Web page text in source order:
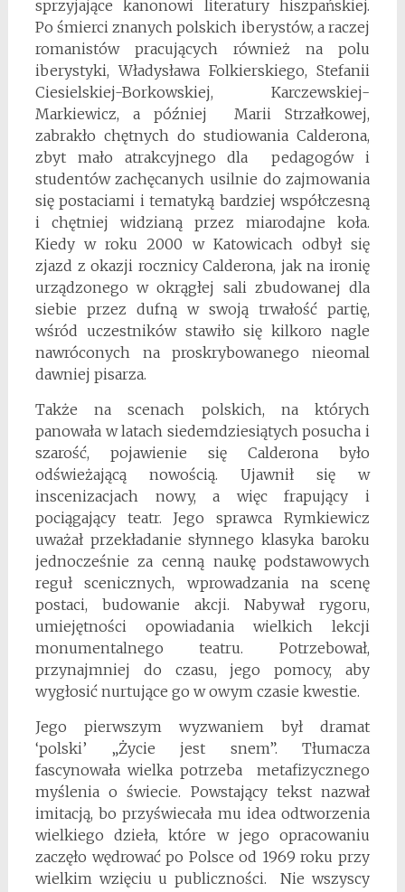
sprzyjające kanonowi literatury hiszpańskiej.
Po śmierci znanych polskich iberystów, a raczej
romanistów pracujących również na polu
iberystyki, Władysława Folkierskiego, Stefanii
Ciesielskiej-Borkowskiej, Karczewskiej-
Markiewicz, a później Marii Strzałkowej,
zabrakło chętnych do studiowania Calderona,
zbyt mało atrakcyjnego dla pedagogów i
studentów zachęcanych usilnie do zajmowania
się postaciami i tematyką bardziej współczesną
i chętniej widzianą przez miarodajne koła.
Kiedy w roku 2000 w Katowicach odbył się
zjazd z okazji rocznicy Calderona, jak na ironię
urządzonego w okrągłej sali zbudowanej dla
siebie przez dufną w swoją trwałość partię,
wśród uczestników stawiło się kilkoro nagle
nawróconych na proskrybowanego nieomal
dawniej pisarza.
Także na scenach polskich, na których
panowała w latach siedemdziesiątych posucha i
szarość, pojawienie się Calderona było
odświeżającą nowością. Ujawnił się w
inscenizacjach nowy, a więc frapujący i
pociągający teatr. Jego sprawca Rymkiewicz
uważał przekładanie słynnego klasyka baroku
jednocześnie za cenną naukę podstawowych
reguł scenicznych, wprowadzania na scenę
postaci, budowanie akcji. Nabywał rygoru,
umiejętności opowiadania wielkich lekcji
monumentalnego teatru. Potrzebował,
przynajmniej do czasu, jego pomocy, aby
wygłosić nurtujące go w owym czasie kwestie.
Jego pierwszym wyzwaniem był dramat
‘polski’ „Życie jest snem”. Tłumacza
fascynowała wielka potrzeba metafizycznego
myślenia o świecie. Powstający tekst nazwał
imitacją, bo przyświecała mu idea odtworzenia
wielkiego dzieła, które w jego opracowaniu
zaczęło wędrować po Polsce od 1969 roku przy
wielkim wzięciu u publiczności. Nie wszyscy